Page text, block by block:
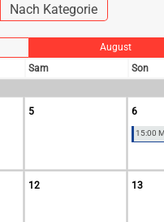
Nach Kategorie
August
Sam Son
5 6
15:00
12 13